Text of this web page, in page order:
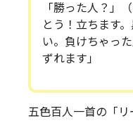
「勝った人？」
とう！立ちます
い。負けちゃっ
ずれます」
五色百人一首の「リ